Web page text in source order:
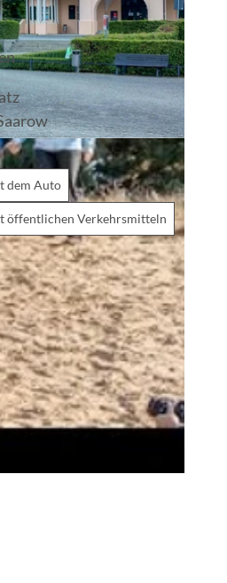
dem Auto
öffentlichen Verkehrsmitteln